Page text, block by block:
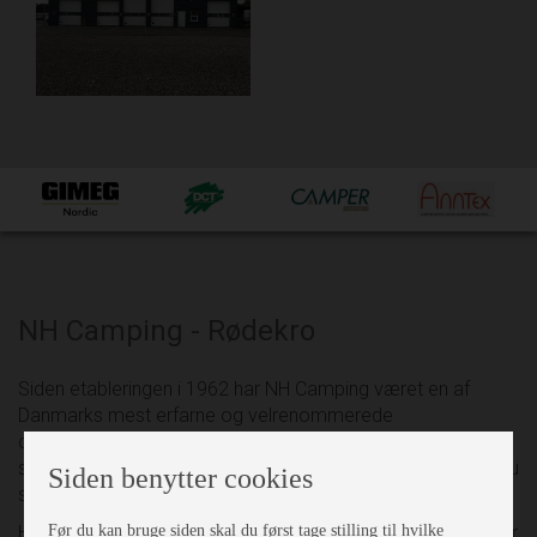
Siden etableringen i 1962 har NH Camping været en af
Danmarks mest erfarne og velrenommerede
campingforretninger. Vi sætter en ære i at yde den bedste
service og tilbyder et bredt, kvalitetssikret sortiment – så du
som kunde kun behøver at handle ét sted.
Siden benytter cookies
Før du kan bruge siden skal du først tage stilling til hvilke